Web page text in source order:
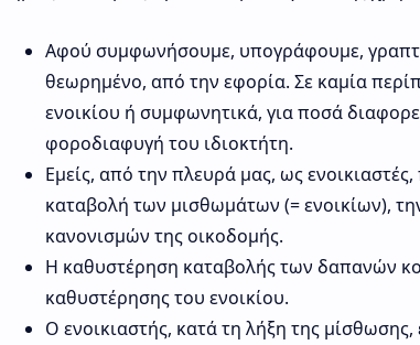
Αφού συμφωνήσουμε, υπογράφουμε,
θεωρημένο, από την εφορία. Σε καμία
ενοικίου ή συμφωνητικά, για ποσά
φοροδιαφυγή του ιδιοκτήτη.
Εμείς, από την πλευρά μας, ως
καταβολή των μισθωμάτων (= ενοικίων),
κανονισμών της οικοδομής.
Η καθυστέρηση καταβολής των δαπανών
καθυστέρησης του ενοικίου.
Ο ενοικιαστής, κατά τη λήξη της